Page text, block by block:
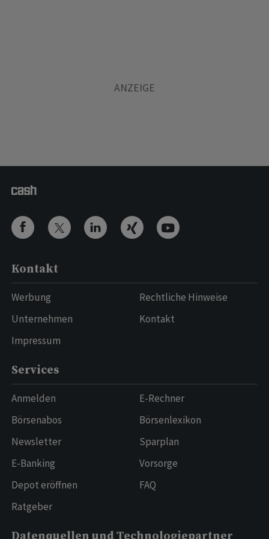
Kontakt
Werbung
Unternehmen
Impressum
Rechtliche Hinweise
Kontakt
Services
Anmelden
Börsenabos
Newsletter
E-Banking
Depot eröffnen
Ratgeber
E-Rechner
Börsenlexikon
Sparplan
Vorsorge
FAQ